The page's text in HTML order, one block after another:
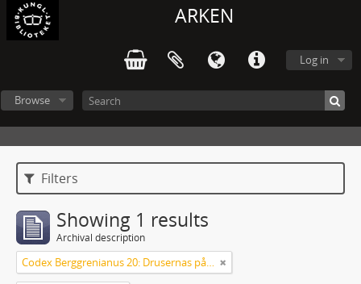
ARKEN
Log in
Browse
Filters
Showing 1 results
Archival description
Codex Berggrenianus 20: Drusernas på Libanon heliga bok